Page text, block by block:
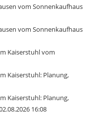
vom Sonnenkaufhaus
vom Sonnenkaufhaus
Kaiserstuhl vom
Kaiserstuhl: Planung,
Kaiserstuhl: Planung,
16:08